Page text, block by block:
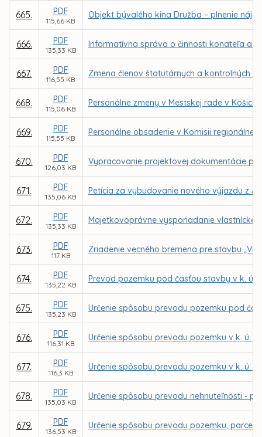
665. PDF
115,66 KB
Objekt bývalého kina Družba – plnenie
666. PDF
135,33 KB
Informatívna správa o činnosti konateľa a
667. PDF
116,55 KB
Zmena členov štatutárnych a kontrolných
668. PDF
115,06 KB
Personálne zmeny v Mestskej rade v
669. PDF
115,55 KB
Personálne obsadenie v Komisii
670. PDF
126,03 KB
Vypracovanie projektovej dokumentácie
671. PDF
135,06 KB
Petícia za vybudovanie nového výjazdu z
672. PDF
135,33 KB
Majetkovoprávne vysporiadanie
673. PDF
117 KB
Zriadenie vecného bremena pre stavbu
674. PDF
135,22 KB
Prevod pozemku pod časťou stavby v k. ú.
675. PDF
135,23 KB
Určenie spôsobu prevodu pozemku pod
676. PDF
116,31 KB
Určenie spôsobu prevodu pozemku v k. ú.
677. PDF
116,3 KB
Určenie spôsobu prevodu pozemku v k. ú.
678. PDF
135,03 KB
Určenie spôsobu prevodu nehnuteľnosti -
679. PDF
136,53 KB
Určenie spôsobu prevodu pozemku,